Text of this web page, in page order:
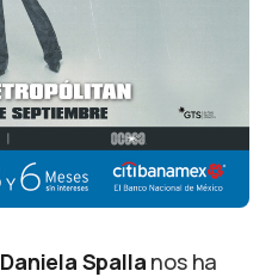
Daniela Spalla nos ha